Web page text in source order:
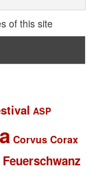
of this site
ASP
Corvus Corax
Feuerschwanz